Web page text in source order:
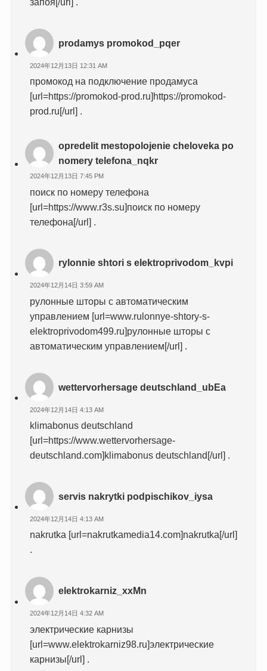
prodamys promokod_pqer
2024年12月13日 12:31 AM
промокод на подключение продамуса
[url=https://promokod-prod.ru]https://promokod-
prod.ru[/url] .
opredelit mestopolojenie cheloveka po
nomery telefona_nqkr
2024年12月13日 7:45 PM
поиск по номеру телефона
[url=https://www.r3s.su]поиск по номеру
телефона[/url] .
rylonnie shtori s elektroprivodom_kvpi
2024年12月14日 3:59 AM
рулонные шторы с автоматическим
управлением [url=www.rulonnye-shtory-s-
elektroprivodom499.ru]рулонные шторы с
автоматическим управлением[/url] .
wettervorhersage deutschland_ubEa
2024年12月14日 4:13 AM
klimabonus deutschland
[url=https://www.wettervorhersage-
deutschland.com]klimabonus deutschland[/url] .
servis nakrytki podpischikov_iysa
2024年12月14日 4:13 AM
nakrutka [url=nakrutkamedia14.com]nakrutka[/url]
.
elektrokarniz_xxMn
2024年12月14日 4:32 AM
электрические карнизы
[url=www.elektrokarniz98.ru]электрические
карнизы[/url] .